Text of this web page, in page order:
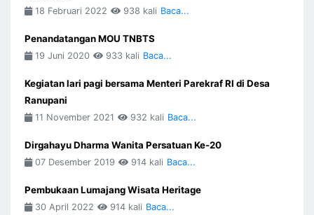
18 Februari 2022 938 kali Baca...
Penandatangan MOU TNBTS
19 Juni 2020 933 kali Baca...
Kegiatan lari pagi bersama Menteri Parekraf RI di Desa
Ranupani
11 November 2021 932 kali Baca...
Dirgahayu Dharma Wanita Persatuan Ke-20
07 Desember 2019 914 kali Baca...
Pembukaan Lumajang Wisata Heritage
30 April 2022 914 kali Baca...